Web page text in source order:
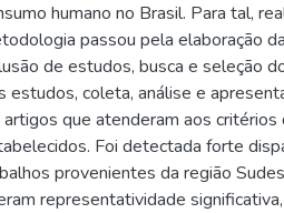
humano no Brasil. Para tal,
passou pela elaboração
de estudos, busca e seleção
estudos, coleta, análise e
que atenderam aos critérios
Foi detectada forte
provenientes da região
representatividade